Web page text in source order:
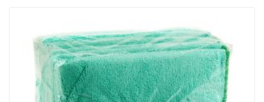
40
cm
-
rosso